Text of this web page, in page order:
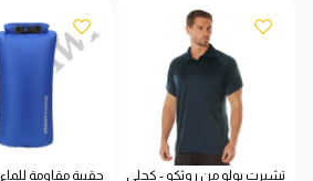
تشيرت بولو من روثكو - كحلي حقيبة مقاومة للماء